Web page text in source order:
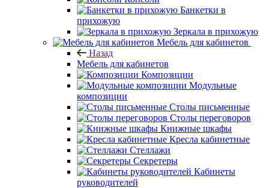
Банкетки в
прихожую
Зеркала в прихожую
Мебель для кабинетов
Назад
Мебель для кабинетов
Композиции
Модульные
композиции
Столы письменные
Столы переговоров
Книжные шкафы
Кресла кабинетные
Стеллажи
Секретеры
Кабинеты
руководителей